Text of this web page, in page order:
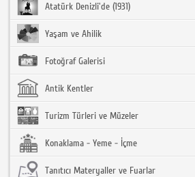
Atatürk Denizli'de (1931)
Yaşam ve Ahilik
Fotoğraf Galerisi
Antik Kentler
Turizm Türleri ve Müzeler
Konaklama - Yeme - İçme
Tanıtıcı Materyaller ve Fuarlar